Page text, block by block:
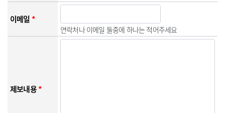
이메일*
연락처나 이메일 둘중에 하나는 적어주세요
제보내용*